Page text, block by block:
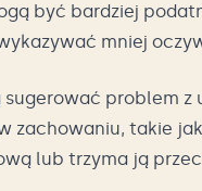
być bardziej
mniej
problem
zachowaniu, takie
lub trzyma ją